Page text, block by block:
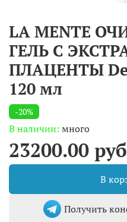
LA MENTE
ГЕЛЬ С
ПЛАЦЕНТЫ
120 мл
-20%
В наличии: много
23200.00 руб
В
Получить